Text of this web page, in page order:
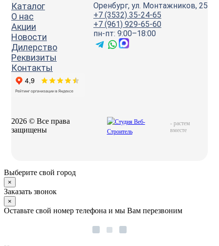
Каталог
О нас
Акции
Новости
Дилерство
Реквизиты
Контакты
Оренбург, ул. Монтажников, 25
+7 (3532) 35-24-65
+7 (961) 929-65-60
пн-пт: 9:00–18:00
2026 © Все права
защищены
- растем
вместе
Выберите свой город
×
Заказать звонок
×
Оставьте свой номер телефона и мы Вам перезвоним